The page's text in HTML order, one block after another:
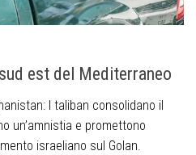
est del Mediterraneo
I taliban consolidano il
un’amnistia e promettono
israeliano sul Golan.